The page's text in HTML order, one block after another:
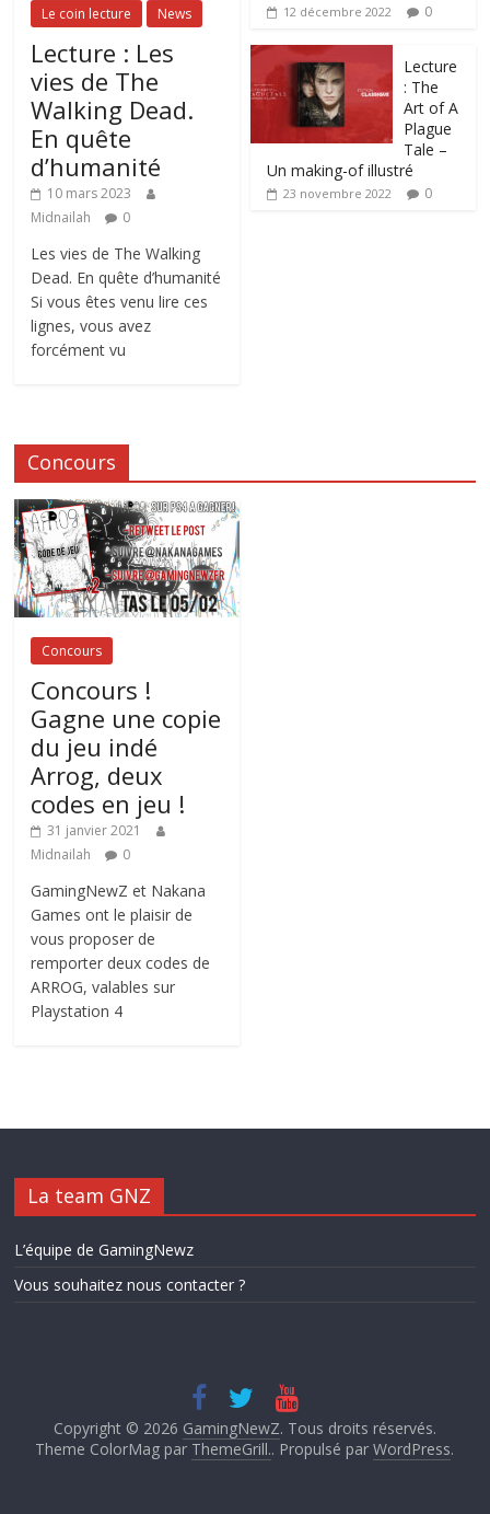
Le coin lecture News
Lecture : Les
vies de The
Walking Dead.
En quête
d’humanité
10 mars 2023
Midnailah
0
Les vies de The Walking
Dead. En quête d’humanité
Si vous êtes venu lire ces
lignes, vous avez
forcément vu
12 décembre 2022 0
Lecture
: The
Art of A
Plague
Tale –
Un making-of illustré
23 novembre 2022 0
Concours
Concours
Concours !
Gagne une copie
du jeu indé
Arrog, deux
codes en jeu !
31 janvier 2021
Midnailah
0
GamingNewZ et Nakana
Games ont le plaisir de
vous proposer de
remporter deux codes de
ARROG, valables sur
Playstation 4
La team GNZ
L’équipe de GamingNewz
Vous souhaitez nous contacter ?
Copyright © 2026 GamingNewZ. Tous droits réservés.
Theme ColorMag par ThemeGrill.. Propulsé parWordPress.